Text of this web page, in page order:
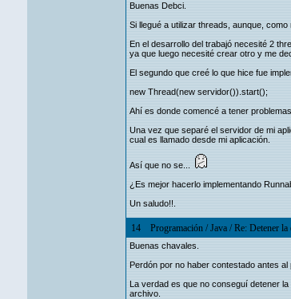
Buenas Debci.
Si llegué a utilizar threads, aunque,
En el desarrollo del trabajó necesité 2
ya que luego necesité crear otro y me
El segundo que creé lo que hice fue
new Thread(new servidor()).start();
Ahí es donde comencé a tener
Una vez que separé el servidor de mi
cual es llamado desde mi aplicación.
Así que no se...
¿Es mejor hacerlo implementando
Un saludo!!.
14 Programación /Java /Re: Detener la
Buenas chavales.
Perdón por no haber contestado antes
La verdad es que no conseguí detener
archivo.